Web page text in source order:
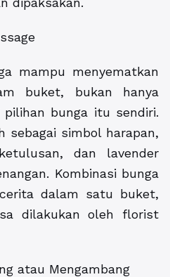
mampu menyematkan
buket, bukan hanya
bunga itu sendiri.
sebagai simbol harapan,
dan lavender
Kombinasi bunga
dalam satu buket,
dilakukan oleh florist
atau Mengambang